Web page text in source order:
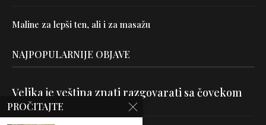
Maline za lepši ten, ali i za masažu
NAJPOPULARNIJE OBJAVE
Velika je veština znati razgovarati sa čovekom
PROČITAJTE